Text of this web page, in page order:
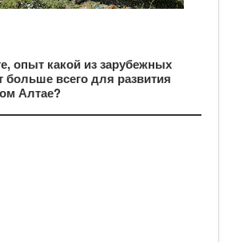
опыт какой из зарубежных
больше всего для развития
Алтае?